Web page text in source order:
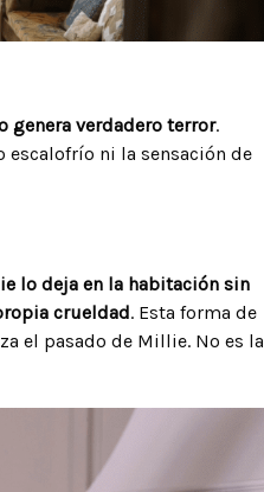
genera verdadero terror.
ni la sensación de
lo deja en la habitación sin
crueldad. Esta forma de
el pasado de Millie. No es la